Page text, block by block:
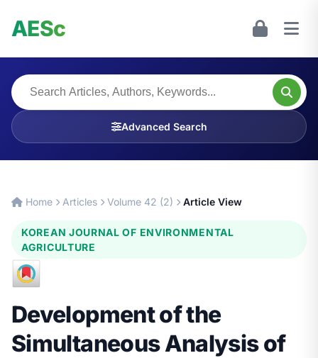
AESc
Advanced Search
Home Articles Volume 42 (2) Article View
KOREAN JOURNAL OF ENVIRONMENTAL
AGRICULTURE
Development of the
Simultaneous Analysis of